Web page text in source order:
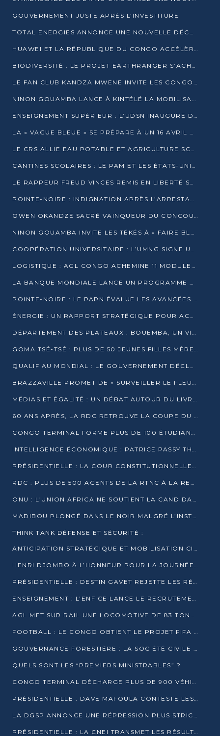
GOUVERNEMENT JUSTE APRÈS L’INVESTITURE
TOTAL ENERGIES ANNONCE UNE NOUVELLE DÉCOUVERTE D’HYDROCARBURES SUR LE PERMIS MOHO AU LARGE DU CONGO
HUAWEI ET LA RÉPUBLIQUE DU CONGO ACCÉLÈRENT LEUR PARTENARIAT
BIODIVERSITÉ : LE PROJET EARTHRANGER S’ACHÈVE, MAIS LES DÉFIS DEMEURENT
LE FAN CLUB KANDZA MWENE INVITE LES CONGOLAIS À UNE FORTE AFFLUENCE AU STADE DE KINTÉLÉ
NINON GOUAMBA LANCE À KINTÉLÉ LA MOBILISATION POUR L’INVESTITURE DR DSN
ENSEIGNEMENT SUPÉRIEUR : L’UDSN INAUGURE DES LABORATOIRES POUR BOOSTER LA FORMATION PRATIQUE
LA « VAGUE BLEUE » SE PRÉPARE À UN 16 AVRIL HISTORIQUE
LE CRS ALLIE EAU POTABLE ET AGRICULTURE SCOLAIRE AU CŒUR DE LA TRANSFORMATION DES ÉCOLES RURALES
CANTINES SCOLAIRES : LE PAM ET LES ÉTATS-UNIS AU CONTACT DES ÉCOLIERS DE KINKALA
LE RAPPEUR FREUD VINCES REMIS EN LIBERTÉ SOUS PRESSION MÉDIATIQUE
POINTE-NOIRE : INDIGNATION APRÈS L’ARRESTATION DU RAPPEUR FREUD VINCES
OWEN OKANDZE SACRÉ VAINQUEUR DU CONCOURS SLAM POUR LA VIE
NINON GOUAMBA INVITE LES TÉKÉS À « FAIRE BLOC » POUR PESER DANS LE DÉBAT NATIONAL
COOPÉRATION UNIVERSITAIRE : L’UMNG SIGNE UN ACCORD STRATÉGIQUE AVEC L’UNIVERSITÉ HAINAN EN CHINE
LOGISTIQUE : AGL CONGO ACHEMINE 11 MODULES GÉANTS JUSQU’À BRAZZAVILLE
LA BANQUE MONDIALE LANCE UN PROGRAMME DE 394 MILLIONS DE DOLLARS POUR LE BASSIN DU CONGO
POINTE-NOIRE : LE PAPN ÉVALUE LES AVANCÉES DU MÔLE EST
ÉNERGIE : UN RAPPORT STRATÉGIQUE POUR ACCÉLÉRER LA TRANSITION AU CONGO
DÉPARTEMENT DES PLATEAUX : BOUEMBA, UN VIVIER ÉCONOMIQUE PRÊT À EXPLOSER
GOMA TSÉ-TSÉ : PLUS DE 50 JEUNES FILLES MÈRES SENSIBILISÉES À LA SANTÉ SEXUELLE
QUALIF AU MONDIAL : LE GOUVERNEMENT DÉCLARE LA JOURNÉE DU 1ER AVRIL 2026 CHÔMÉE ET PAYÉE
BRAZZAVILLE PROMET DE « SURVEILLER LE FLEUVE » APRÈS LA QUALIFICATION DE LA RDC AU MONDIAL
MÉDIAS ET ÉGALITÉ : UN DÉBAT AUTOUR DU LIVRE « CES FEMMES QUI REPRENNENT LE POUVOIR SUR LEUR VIE »
60 ANS APRÈS, LA RDC RETROUVE LA COUPE DU MONDE
CONGO TERMINAL FORME PLUS DE 100 ÉTUDIANTS AUX TECHNIQUES D’EMBAUCHE
INTELLIGENCE ÉCONOMIQUE : PATRICE PASSY THÉORISE UNE STRATÉGIE ADAPTÉE AUX CONTEXTES FRAGMENTÉS
PRÉSIDENTIELLE : LA COUR CONSTITUTIONNELLE CONFIRME LA VICTOIRE DE SASSOU NGUESSO AVEC 94,90 % DES SUFFRAGES
RDC : PLUS DE 500 AGENTS DE LA RTNC À LA RETRAITE, UNE PAGE SE TOURNE
ONU : L’UNION AFRICAINE SOUTIENT LA CANDIDATURE DE MACKY SALL
MADIBOU PLONGÉ DANS LE NOIR MALGRÉ L’INSTALLATION D’UN NOUVEAU TRANSFORMATEUR
THINK TANK DÉFENSE ET SÉCURITÉ :
ANTICIPATION STRATÉGIQUE ET MOBILISATION CITOYENNE POUR NOTRE SOUVERAINETÉ NATIONALE
HENRI DJOMBO À L’HONNEUR POUR LA JOURNÉE MONDIALE DU THÉÂTRE
PRÉSIDENTIELLE : DESTIN GAVET REJETTE LES RÉSULTATS ET APPELLE À UN DIALOGUE NATIONAL
ENSEIGNEMENT : L’ENFICE LANCE LE RECRUTEMENT DE SA PREMIÈRE PROMOTION DE PROFESSEURS DES ÉCOLES
AGL MET SUR RAIL UNE LOCOMOTIVE DE 83 TONNES À POINTE-NOIRE
FOOTBALL : LE CONGO OBTIENT LE PROJET FIFA ARENA POUR SES 15 DÉPARTEMENTS
GOUVERNANCE FORESTIÈRE : LA SOCIÉTÉ CIVILE CONGOLAISE AFFICHE SES PRIORITÉS POUR 2026
QUELS SONT LES “PREMIERS MINISTRABLES” ?
CONGO TERMINAL DÉCHARGE PLUS DE 900 VÉHICULES EN QUELQUES HEURES
PRÉSIDENTIELLE : DAVE MAFOULA CONTESTE LES RÉSULTATS PROVISOIRES
LA DGSP ANNONCE UNE RÉPRESSION PLUS STRICTE CONTRE LES MOTO-TAXIS
PRÉSIDENTIELLE : LA CNEI TRANSMET LES RÉSULTATS PROVISOIRES À LA COUR CONSTITUTIONNELLE